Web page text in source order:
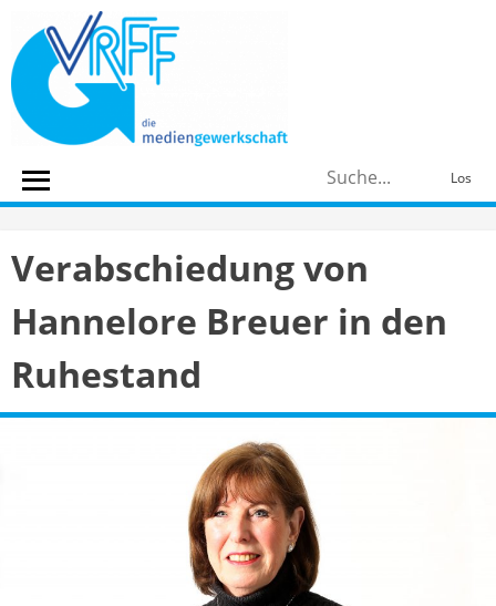
content
Los
Verabschiedung von
Hannelore Breuer in den
Ruhestand